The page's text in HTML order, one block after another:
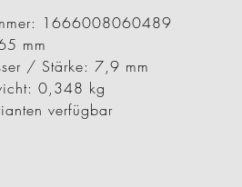
1666008060489
mm
/ Stärke: 7,9 mm
0,348 kg
verfügbar